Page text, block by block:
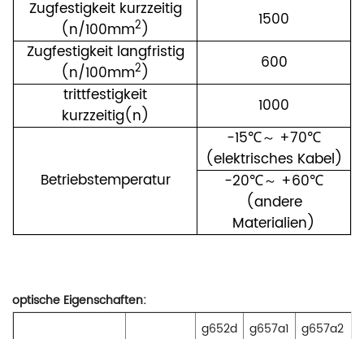
Zugfestigkeit kurzzeitig
(n/100mm2)
1500
Zugfestigkeit langfristig
(n/100mm2)
600
trittfestigkeit
kurzzeitig(n)
1000
Betriebstemperatur
-15℃～ +70℃
(elektrisches Kabel)
-20℃～ +60℃
(andere
Materialien)
optische Eigenschaften:
g652d
g657a1 g657a2